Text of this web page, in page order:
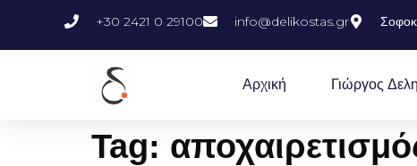
+30 2421 0 29100 info@delikostas.gr
Αρχική Γιώργος
Tag: